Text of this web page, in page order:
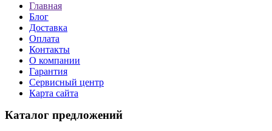
Главная
Блог
Доставка
Оплата
Контакты
О компании
Гарантия
Сервисный центр
Карта сайта
Каталог предложений